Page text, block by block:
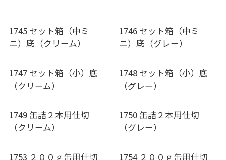
1745 セット箱（中ミ
ニ）底（クリーム）
1746 セット箱（中ミ
ニ）底（グレー）
1747 セット箱（小）底
（クリーム）
1748 セット箱（小）底
（グレー）
1749 缶詰２本用仕切
（クリーム）
1750 缶詰２本用仕切
（グレー）
1753 ２００ｇ缶用仕切
1754 ２００ｇ缶用仕切